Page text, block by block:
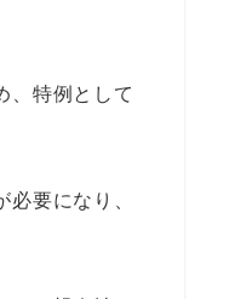
、特例として
要になり、